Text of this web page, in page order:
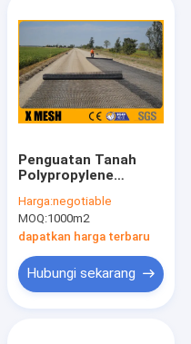
Penguatan Tanah
Polypropylene
ISO9001
Harga:negotiable
MOQ:1000m2
dapatkan harga terbaru
Hubungi sekarang